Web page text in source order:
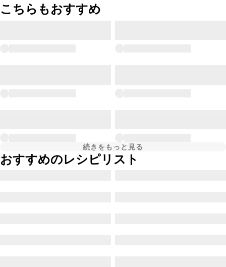
こちらもおすすめ
続きをもっと見る
おすすめのレシピリスト